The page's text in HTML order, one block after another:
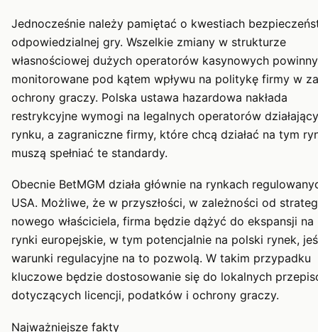
Jednocześnie należy pamiętać o kwestiach
odpowiedzialnej gry. Wszelkie zmiany w strukturze
własnościowej dużych operatorów kasynowych
monitorowane pod kątem wpływu na politykę firmy w
ochrony graczy. Polska ustawa hazardowa nakłada
restrykcyjne wymogi na legalnych operatorów
rynku, a zagraniczne firmy, które chcą działać na tym
muszą spełniać te standardy.
Obecnie BetMGM działa głównie na rynkach
USA. Możliwe, że w przyszłości, w zależności od
nowego właściciela, firma będzie dążyć do ekspansji na
rynki europejskie, w tym potencjalnie na polski rynek,
warunki regulacyjne na to pozwolą. W takim przypadku
kluczowe będzie dostosowanie się do lokalnych
dotyczących licencji, podatków i ochrony graczy.
Najważniejsze fakty